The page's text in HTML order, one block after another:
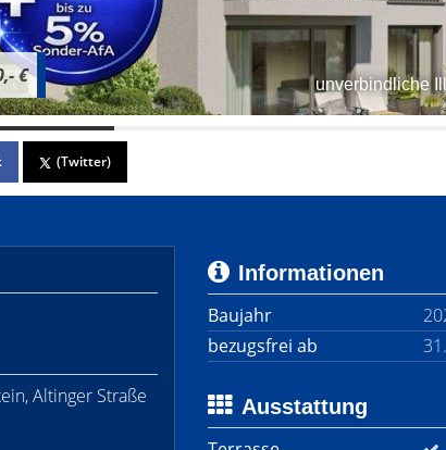
unverbindliche
€
(Twitter)
Altinger Straße
Informationen
Baujahr
bezugsfrei ab
Ausstattung